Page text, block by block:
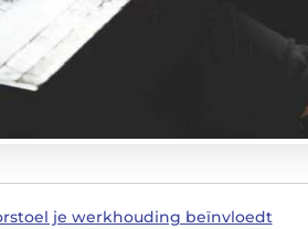
je werkhouding beïnvloedt